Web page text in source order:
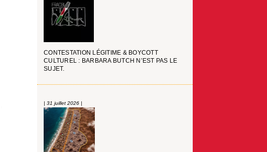
CONTESTATION LÉGITIME & BOYCOTT
CULTUREL : BARBARA BUTCH N’EST PAS LE
SUJET.
| 31 juillet 2026 |